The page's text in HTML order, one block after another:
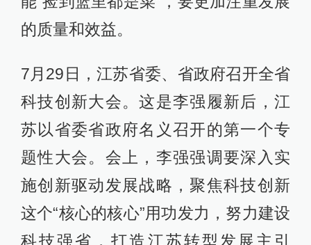
过程中，要体现江苏“高度”，形成江
苏“标志”，作出江苏“示范”。
“GDP数字重要，但老百姓的感受更重
要”
履新一月期间，李强除了在省内调
研，还出了一趟远门。7月21日晚，央
视新闻联播播发了习近平总书记主持
召开东西部扶贫协作座谈会的新闻。